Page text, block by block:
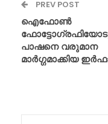
PREV POST
ഐഫോൺ
പാഷനെ വരുമാന
മാർഗ്ഗമാക്കിയ